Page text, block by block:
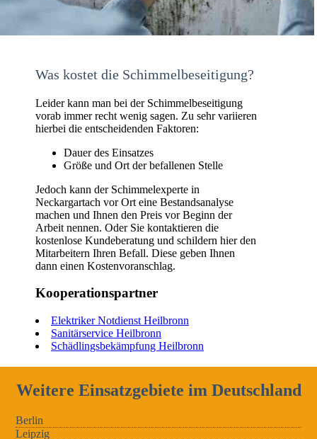
Was kostet die Schimmelbeseitigung?
Leider kann man bei der Schimmelbeseitigung
vorab immer recht wenig sagen. Zu sehr variieren
hierbei die entscheidenden Faktoren:
Dauer des Einsatzes
Größe und Ort der befallenen Stelle
Jedoch kann der Schimmelexperte in
Neckargartach vor Ort eine Bestandsanalyse
machen und Ihnen den Preis vor Beginn der
Arbeit nennen. Oder Sie kontaktieren die
kostenlose Kundeberatung und schildern hier den
Mitarbeitern Ihren Befall. Diese geben Ihnen
dann einen Kostenvoranschlag.
Kooperationspartner
Elektriker Notdienst Heilbronn
Sanitärservice Heilbronn
Schädlingsbekämpfung Heilbronn
Weitere Einsatzgebiete im Deutschland
Berlin
Leipzig